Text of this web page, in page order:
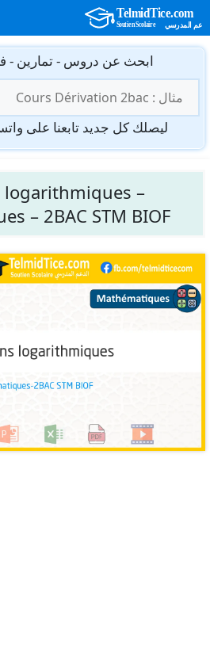
انتقل
المحتوى
ابحث عن دروس - تمارين -
عن:
ليصلك كل جديد تابعنا على
logarithmiques –
– 2BAC STM BIOF